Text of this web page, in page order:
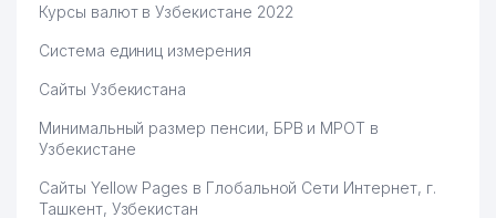
Курсы валют в Узбекистане 2022
Система единиц измерения
Сайты Узбекистана
Минимальный размер пенсии, БРВ и МРОТ в
Узбекистане
Сайты Yellow Pages в Глобальной Сети Интернет, г.
Ташкент, Узбекистан